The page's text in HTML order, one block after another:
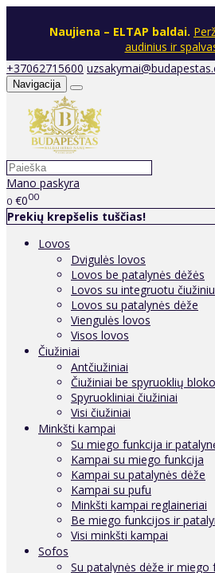
Naujiena – ELTAP baldai.
audinius ir
+37062715600
Navigacija
Mano paskyra
0 €000
Prekių krepšelis tuščias!
Lovos
Dvigulės lovos
Lovos be patalynės dėžės
Lovos su integruotu čiužiniu
Lovos su patalynės dėže
Viengulės lovos
Visos lovos
Čiužiniai
Antčiužiniai
Čiužiniai be spyruoklių bloko
Spyruokliniai čiužiniai
Visi čiužiniai
Minkšti kampai
Su miego funkcija ir
Kampai su miego funkcija
Kampai su patalynės dėže
Kampai su pufu
Minkšti kampai reglaineriai
Be miego funkcijos ir
Visi minkšti kampai
Sofos
Su patalynės dėže ir miego